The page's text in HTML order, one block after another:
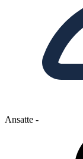
Ansatte -